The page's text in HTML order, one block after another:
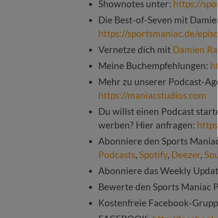
Shownotes unter: https://
Die Best-of-Seven mit
https://sportsmaniac.de/
Vernetze dich mit Damien
Meine Buchempfehlungen:
Mehr zu unserer Podcast-
https://maniacstudios.com
Du willst einen Podcast
werben? Hier anfragen:
Abonniere den Sports
Podcasts, Spotify, Deezer,
Abonniere das Weekly
Bewerte den Sports Maniac
Kostenfreie Facebook-